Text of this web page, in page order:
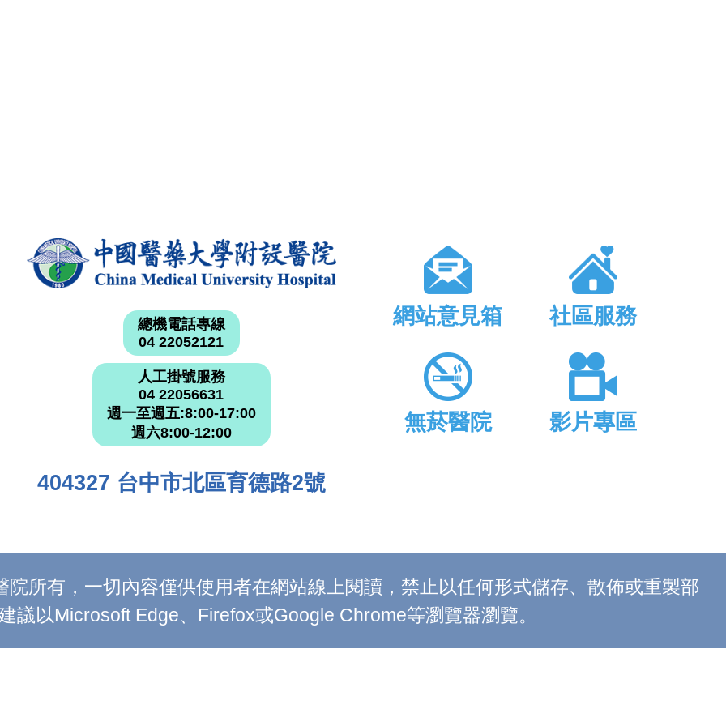
總機電話專線
04 22052121
人工掛號服務
04 22056631
週一至週五:8:00-17:00
週六8:00-12:00
404327 台中市北區育德路2號
網站意見箱 社區服務
無菸醫院 影片專區
所有，一切內容僅供使用者在網站線上閱讀，禁止以任何形式儲存、散佈或重製部
議以Microsoft Edge、Firefox或Google Chrome等瀏覽器瀏覽。